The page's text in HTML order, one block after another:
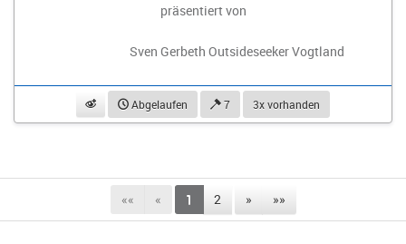
präsentiert von
Sven Gerbeth Outsideseeker Vogtland
beobachtenAbgelaufen 7 3x vorhanden
«« « 1 2 » »»